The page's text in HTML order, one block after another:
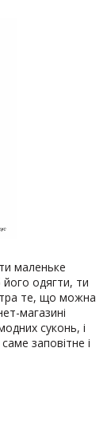
маленьке
одягти, ти
те, що можна
магазині
суконь, і
заповітне і